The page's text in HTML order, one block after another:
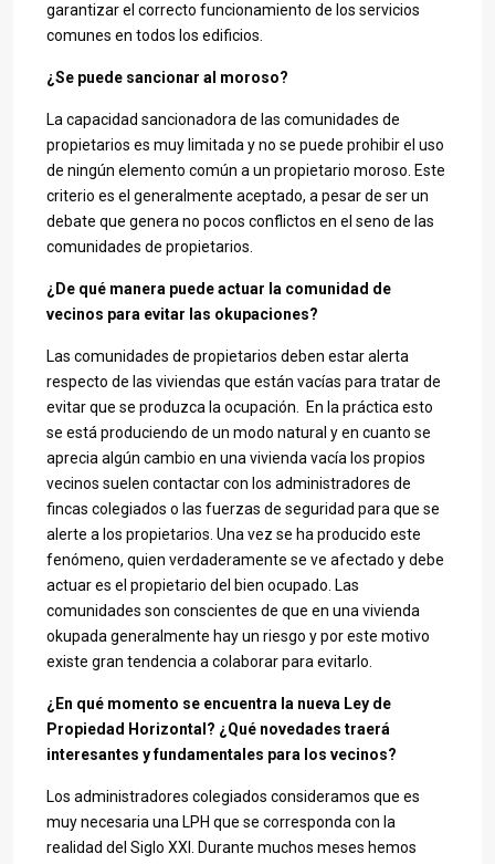
garantizar el correcto funcionamiento de los servicios
comunes en todos los edificios.
¿Se puede sancionar al moroso?
La capacidad sancionadora de las comunidades de
propietarios es muy limitada y no se puede prohibir el uso
de ningún elemento común a un propietario moroso. Este
criterio es el generalmente aceptado, a pesar de ser un
debate que genera no pocos conflictos en el seno de las
comunidades de propietarios.
¿De qué manera puede actuar la comunidad de
vecinos para evitar las okupaciones?
Las comunidades de propietarios deben estar alerta
respecto de las viviendas que están vacías para tratar de
evitar que se produzca la ocupación. En la práctica esto
se está produciendo de un modo natural y en cuanto se
aprecia algún cambio en una vivienda vacía los propios
vecinos suelen contactar con los administradores de
fincas colegiados o las fuerzas de seguridad para que se
alerte a los propietarios. Una vez se ha producido este
fenómeno, quien verdaderamente se ve afectado y debe
actuar es el propietario del bien ocupado. Las
comunidades son conscientes de que en una vivienda
okupada generalmente hay un riesgo y por este motivo
existe gran tendencia a colaborar para evitarlo.
¿En qué momento se encuentra la nueva Ley de
Propiedad Horizontal? ¿Qué novedades traerá
interesantes y fundamentales para los vecinos?
Los administradores colegiados consideramos que es
muy necesaria una LPH que se corresponda con la
realidad del Siglo XXI. Durante muchos meses hemos